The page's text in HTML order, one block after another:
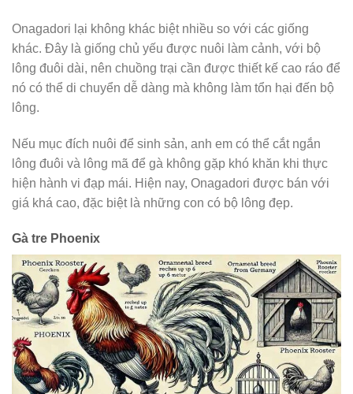
Onagadori lại không khác biệt nhiều so với các giống
khác. Đây là giống chủ yếu được nuôi làm cảnh, với bộ
lông đuôi dài, nên chuồng trại cần được thiết kế cao ráo để
nó có thể di chuyển dễ dàng mà không làm tổn hại đến bộ
lông.
Nếu mục đích nuôi để sinh sản, anh em có thể cắt ngắn
lông đuôi và lông mã để gà không gặp khó khăn khi thực
hiện hành vi đạp mái. Hiện nay, Onagadori được bán với
giá khá cao, đặc biệt là những con có bộ lông đẹp.
Gà tre Phoenix